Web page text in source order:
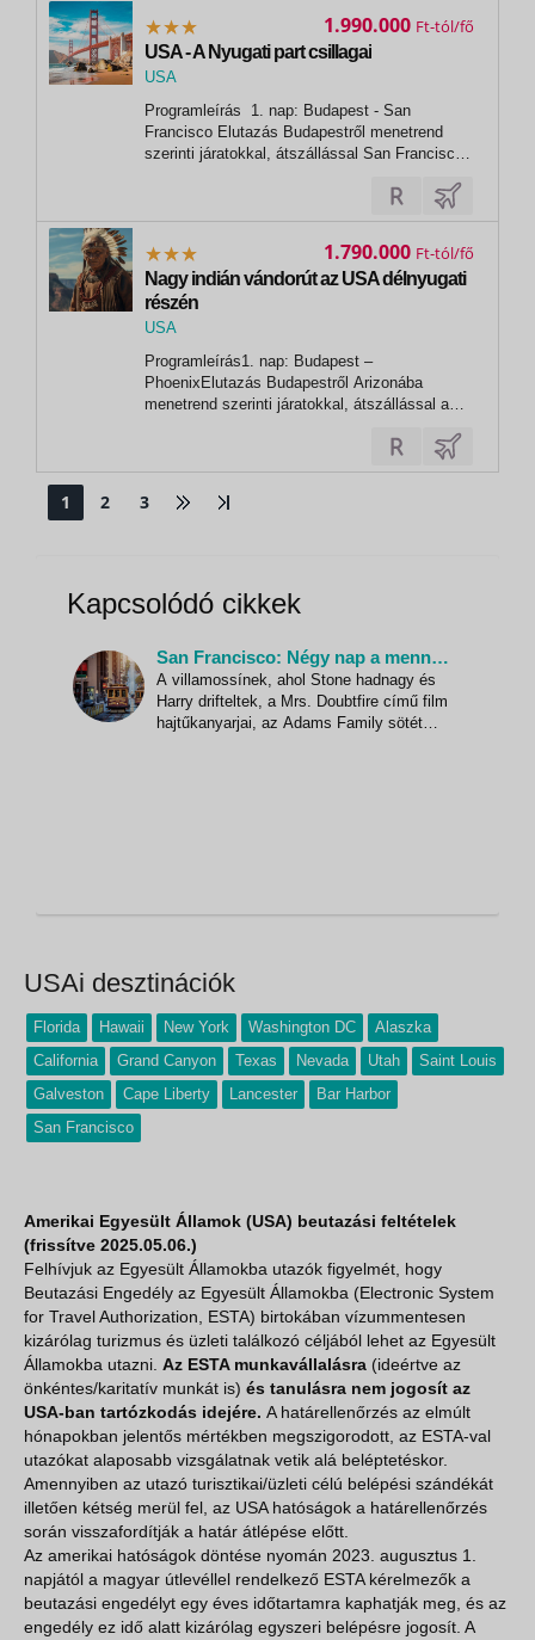
USA - A Nyugati part csillagai
USA
Programleírás 1. nap: Budapest - San
Francisco Elutazás Budapestről menetrend
szerinti járatokkal, átszállással San Francisco-
transzfer a szállodába.San Francisco és
környéke tele van népszerű és rejtett
aranyláztól a...
1.990.000 Ft
Nagy indián vándorút az USA délnyugati
részén
USA
Las Vegas
Programleírás1. nap: Budapest –
PhoenixElutazás Budapestről Arizonába
menetrend szerinti járatokkal, átszállással a
Arizona állam fővárosába a délutáni órákban. A
Sonora-sivatag peremén fekvő település
egyszerre kínál...
1.790.000 Ft
1 2 3
Kapcsolódó cikkek
San Francisco: Négy nap a mennyben – bennfentes tippek egy hosszú hétvégéhez
A villamossínek, ahol Stone hadnagy és
Harry drifteltek, a Mrs. Doubtfire című film
hajtűkanyarjai, az Adams Family sötét
USAi desztinációk
Florida Hawaii New York Washington DC
Alaszka
California
Grand Canyon Texas Nevada Utah
Saint Louis
Galveston
Cape Liberty Lancester
Bar Harbor
San Francisco
Amerikai Egyesült Államok (USA) beutazási feltételek
(frissítve 2025.05.06.)
Felhívjuk az Egyesült Államokba utazók figyelmét, hogy
Beutazási Engedély az Egyesült Államokba (Electronic System
for Travel Authorization, ESTA) birtokában vízummentesen
kizárólag turizmus és üzleti találkozó céljából lehet az Egyesült
Államokba utazni. Az ESTA munkavállalásra (ideértve az
önkéntes/karitatív munkát is) és tanulásra nem jogosít az
USA-ban tartózkodás idejére. A határellenőrzés az elmúlt
hónapokban jelentős mértékben megszigorodott, az ESTA-val
utazókat alaposabb vizsgálatnak vetik alá beléptetéskor.
Amennyiben az utazó turisztikai/üzleti célú belépési szándékát
illetően kétség merül fel, az USA hatóságok a határellenőrzés
során visszafordítják a határ átlépése előtt.
Az amerikai hatóságok döntése nyomán 2023. augusztus 1.
napjától a magyar útlevéllel rendelkező ESTA kérelmezők a
beutazási engedélyt egy éves időtartamra kaphatják meg, és az
engedély ez idő alatt kizárólag egyszeri belépésre jogosít. A